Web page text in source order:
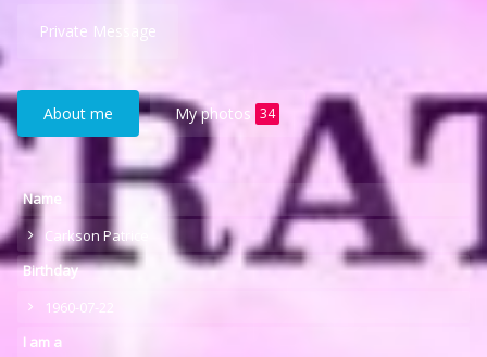
Private Message
About me My photos 34
Name
Carkson Patrice
Birthday
1960-07-22
I am a